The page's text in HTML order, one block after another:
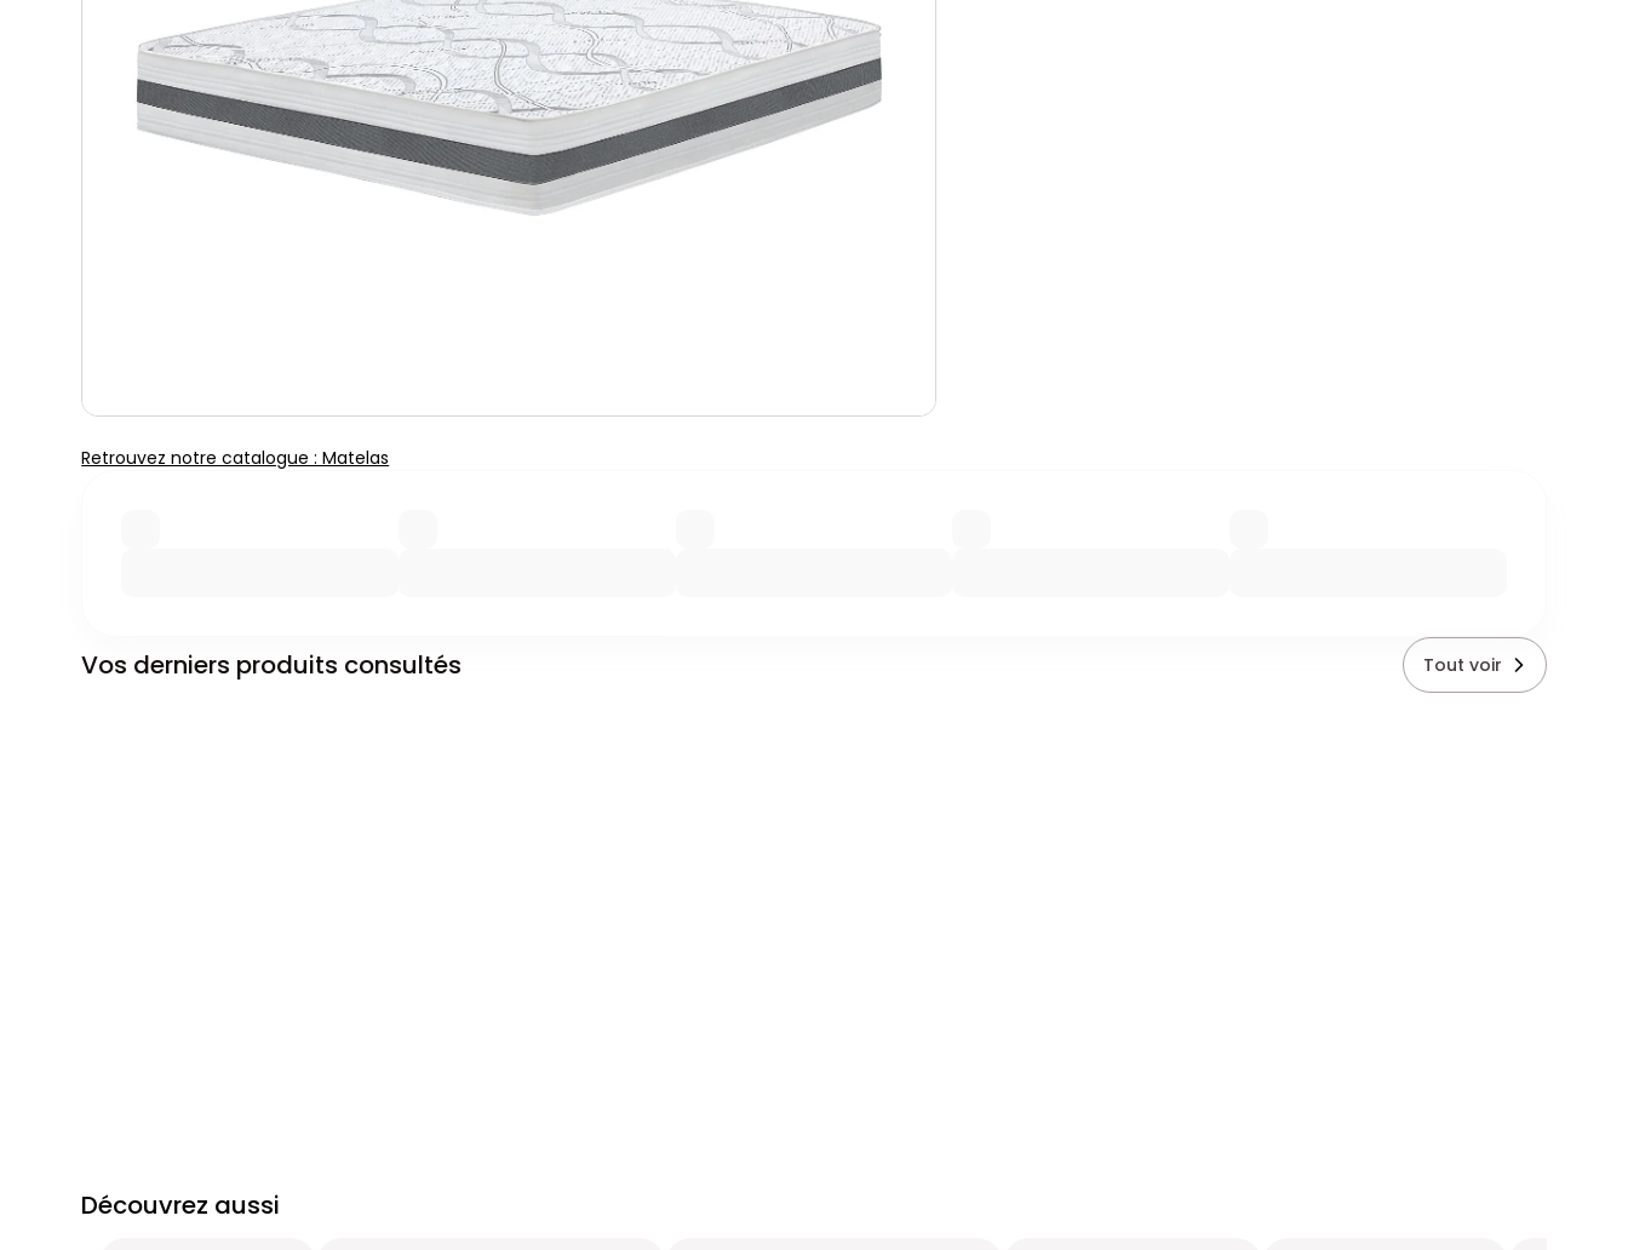
Retrouvez notre catalogue : Matelas
Vos derniers produits consultés Tout voir
Découvrez aussi